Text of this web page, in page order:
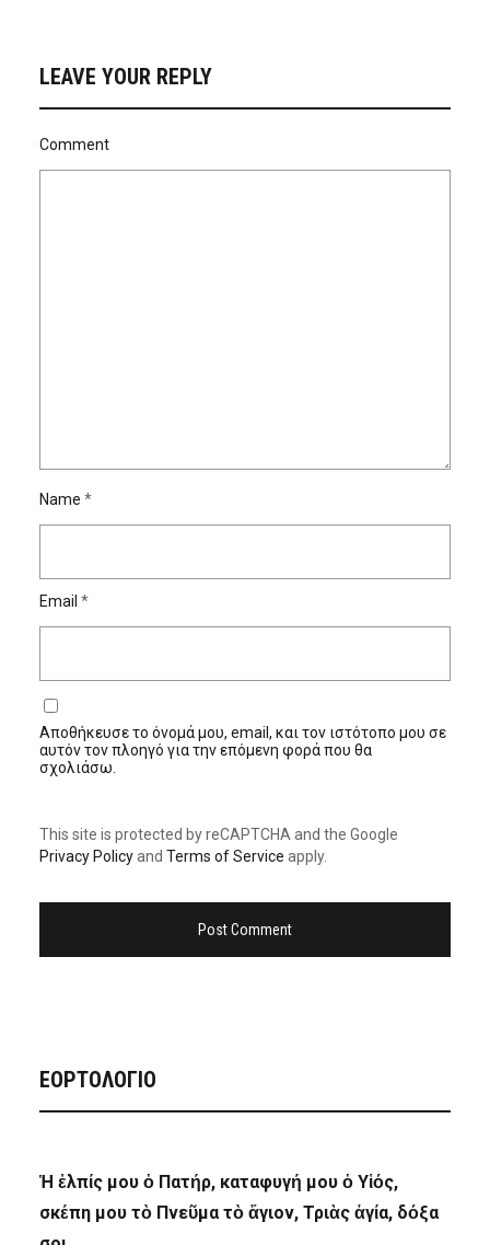
LEAVE YOUR REPLY
Comment
Name *
Email *
Αποθήκευσε το όνομά μου, email, και τον ιστότοπο μου σε
αυτόν τον πλοηγό για την επόμενη φορά που θα
σχολιάσω.
This site is protected by reCAPTCHA and the Google
Privacy Policyand Terms of Service apply.
ΕΟΡΤΟΛΟΓΙΟ
Ἡ ἐλπίς μου ὁ Πατήρ, καταφυγή μου ὁ Υἱός,
σκέπη μου τὸ Πνεῦμα τὸ ἅγιον, Τριὰς ἁγία, δόξα